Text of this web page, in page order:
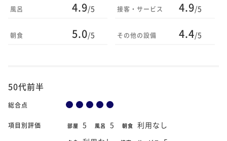
風呂 4.9/5
朝食 5.0/5
接客・サービス 4.9/5
その他の設備 4.4/5
50代前半
総合点
項目別評価 部屋 5 風呂 5 朝食 利用なし